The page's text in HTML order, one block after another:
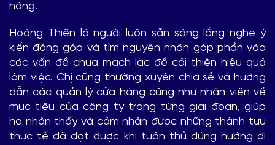
hàng.
Hoàng Thiên là người luôn sẵn sàng lắng nghe ý
kiến đóng góp và tìm nguyên nhân góp phần vào
các vấn đề chưa mạch lạc để cải thiện hiệu quả
làm việc. Chị cũng thường xuyên chia sẻ và hướng
dẫn các quản lý cửa hàng cũng như nhân viên về
mục tiêu của công ty trong từng giai đoạn, giúp
họ nhận thấy và cảm nhận được những thành tựu
thực tế đã đạt được khi tuân thủ đúng hướng đi